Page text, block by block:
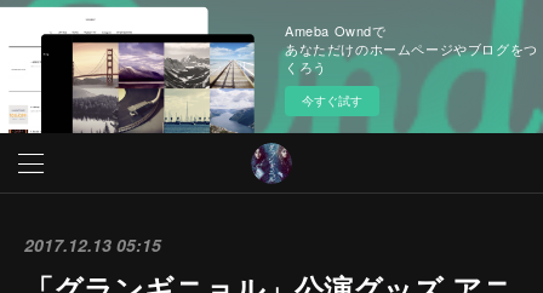
Ameba Owndで
あなただけのホームページやブログをつ
くろう
今すぐ試す
2017.12.13 05:15